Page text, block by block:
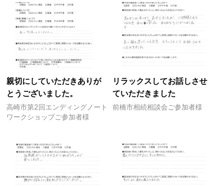
親切にしていただきありが
とうございました。
高崎市第2回エンディングノート
ワークショップご参加者様
リラックスしてお話しさせ
ていただきました
前橋市相続相談会ご参加者様